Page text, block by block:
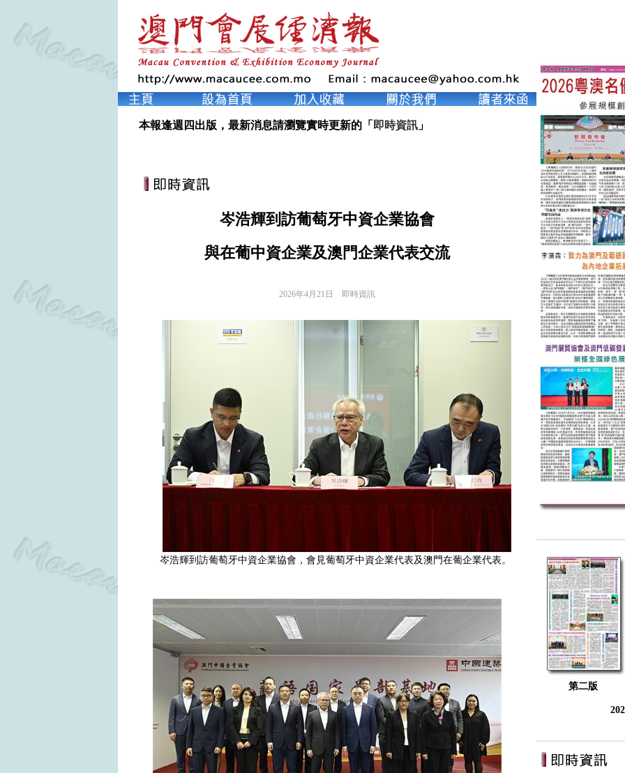
本報逢週四出版，最新消息請瀏覽實時更新的「 即時資訊」
岑浩輝到訪葡萄牙中資企業協會
與在葡中資企業及澳門企業代表交流
2026年4月21日 即時資訊
岑浩輝到訪葡萄牙中資企業協會，會見葡萄牙中資企業代表及澳門在葡企業代表。
第二版